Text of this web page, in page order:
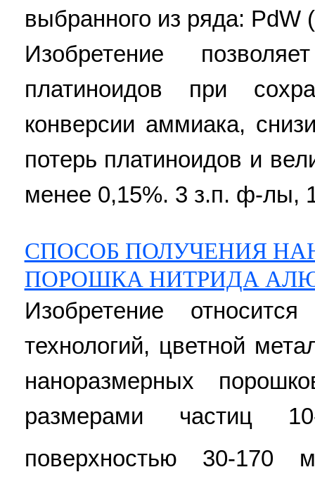
выбранного из ряда: PdW
Изобретение
платиноидов при
конверсии аммиака,
потерь платиноидов и
менее 0,15%. 3 з.п. ф-лы,
СПОСОБ ПОЛУЧЕНИЯ
ПОРОШКА НИТРИДА
Изобретение
технологий, цветной
наноразмерных
размерами частиц
поверхностью 30-170 м